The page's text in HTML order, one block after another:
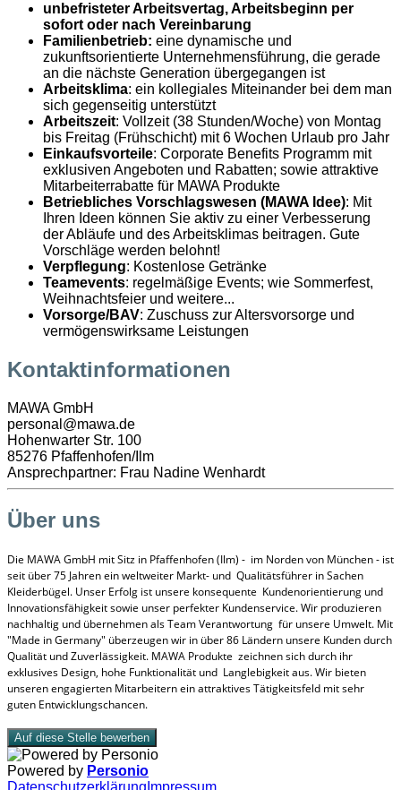
unbefristeter Arbeitsvertag, Arbeitsbeginn per
sofort oder nach Vereinbarung
Familienbetrieb: eine dynamische und
zukunftsorientierte Unternehmensführung, die gerade
an die nächste Generation übergegangen ist
Arbeitsklima: ein kollegiales Miteinander bei dem man
sich gegenseitig unterstützt
Arbeitszeit: Vollzeit (38 Stunden/Woche) von Montag
bis Freitag (Frühschicht) mit 6 Wochen Urlaub pro Jahr
Einkaufsvorteile: Corporate Benefits Programm mit
exklusiven Angeboten und Rabatten; sowie attraktive
Mitarbeiterrabatte für MAWA Produkte
Betriebliches Vorschlagswesen (MAWA Idee): Mit
Ihren Ideen können Sie aktiv zu einer Verbesserung
der Abläufe und des Arbeitsklimas beitragen. Gute
Vorschläge werden belohnt!
Verpflegung: Kostenlose Getränke
Teamevents: regelmäßige Events; wie Sommerfest,
Weihnachtsfeier und weitere...
Vorsorge/BAV: Zuschuss zur Altersvorsorge und
vermögenswirksame Leistungen
Kontaktinformationen
MAWA GmbH
personal@mawa.de
Hohenwarter Str. 100
85276 Pfaffenhofen/Ilm
Ansprechpartner: Frau Nadine Wenhardt
Über uns
Die MAWA GmbH mit Sitz in Pfaffenhofen (Ilm) - im Norden von München - ist
seit über 75 Jahren ein weltweiter Markt- und Qualitätsführer in Sachen
Kleiderbügel. Unser Erfolg ist unsere konsequente Kundenorientierung und
Innovationsfähigkeit sowie unser perfekter Kundenservice. Wir produzieren
nachhaltig und übernehmen als Team Verantwortung für unsere Umwelt. Mit
"Made in Germany" überzeugen wir in über 86 Ländern unsere Kunden durch
Qualität und Zuverlässigkeit. MAWA Produkte zeichnen sich durch ihr
exklusives Design, hohe Funktionalität und Langlebigkeit aus. Wir bieten
unseren engagierten Mitarbeitern ein attraktives Tätigkeitsfeld mit sehr
guten Entwicklungschancen.
Auf diese Stelle bewerben
Powered by Personio
Datenschutzerklärung Impressum